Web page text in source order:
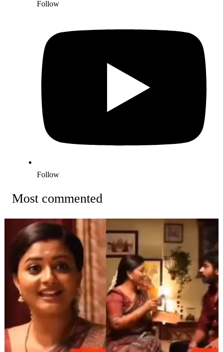
Follow
Follow
Most commented